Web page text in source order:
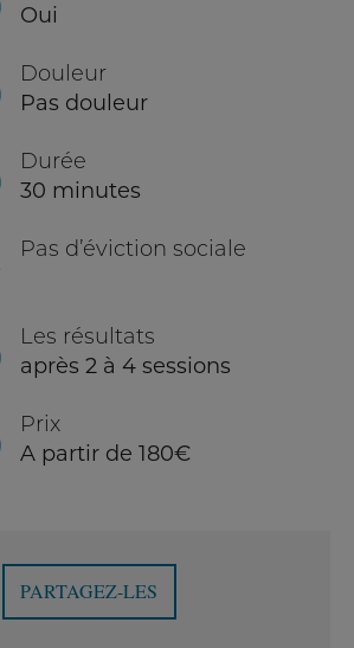
Oui
Douleur
Pas douleur
Durée
30 minutes
Pas d’éviction sociale
Les résultats
après 2 à 4 sessions
Prix
A partir de 180€
PARTAGEZ-LES